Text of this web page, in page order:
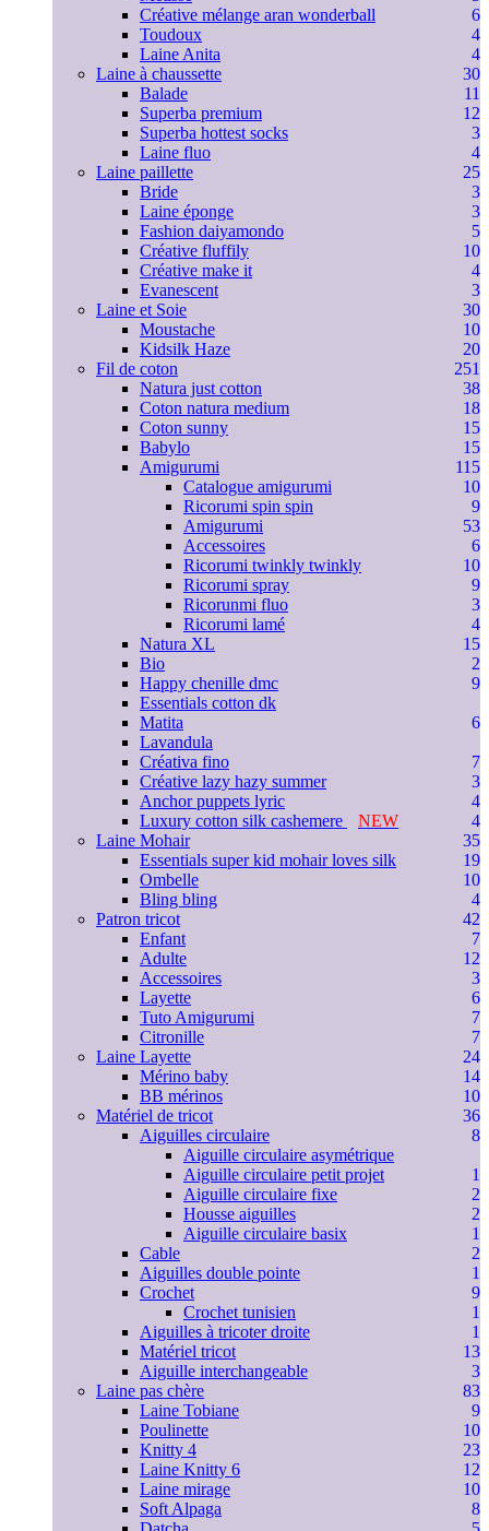
Créative mélange aran wonderball
6
Toudoux
4
Laine Anita
4
Laine à chaussette
30
Balade
11
Superba premium
12
Superba hottest socks
3
Laine fluo
4
Laine paillette
25
Bride
3
Laine éponge
3
Fashion daiyamondo
5
Créative fluffily
10
Créative make it
4
Evanescent
3
Laine et Soie
30
Moustache
10
Kidsilk Haze
20
Fil de coton
251
Natura just cotton
38
Coton natura medium
18
Coton sunny
15
Babylo
15
Amigurumi
115
Catalogue amigurumi
10
Ricorumi spin spin
9
Amigurumi
53
Accessoires
6
Ricorumi twinkly twinkly
10
Ricorumi spray
9
Ricorunmi fluo
3
Ricorumi lamé
4
Natura XL
15
Bio
2
Happy chenille dmc
9
Essentials cotton dk
Matita
6
Lavandula
Créativa fino
7
Créative lazy hazy summer
3
Anchor puppets lyric
4
Luxury cotton silk cashemere
NEW
4
Laine Mohair
35
Essentials super kid mohair loves silk
19
Ombelle
10
Bling bling
4
Patron tricot
42
Enfant
7
Adulte
12
Accessoires
3
Layette
6
Tuto Amigurumi
7
Citronille
7
Laine Layette
24
Mérino baby
14
BB mérinos
10
Matériel de tricot
36
Aiguilles circulaire
8
Aiguille circulaire asymétrique
Aiguille circulaire petit projet
1
Aiguille circulaire fixe
2
Housse aiguilles
2
Aiguille circulaire basix
1
Cable
2
Aiguilles double pointe
1
Crochet
9
Crochet tunisien
1
Aiguilles à tricoter droite
1
Matériel tricot
13
Aiguille interchangeable
3
Laine pas chère
83
Laine Tobiane
9
Poulinette
10
Knitty 4
23
Laine Knitty 6
12
Laine mirage
10
Soft Alpaga
8